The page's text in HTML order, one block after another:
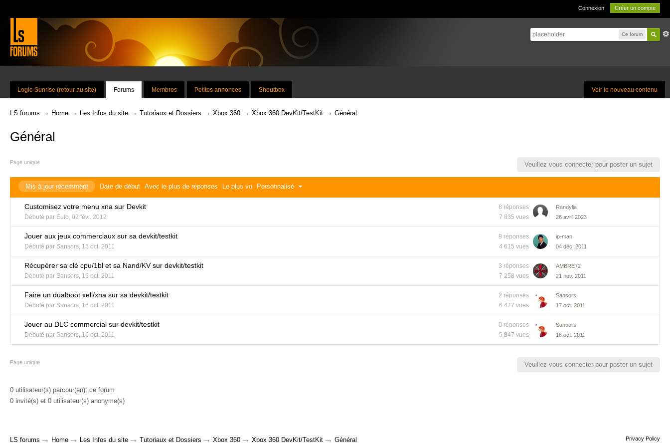
Connexion Créer un compte
Ce forum
Voir le nouveau contenu
Logic-Sunrise (retour au site) Forums Membres Petites annonces Shoutbox
LS forums → Home → Les Infos du site → Tutoriaux et Dossiers → Xbox 360 → Xbox 360 DevKit/TestKit → Général
Général
Page unique Veuillez vous connecter pour poster un sujet
Mis à jour récemment Date de début Avec le plus de réponses Le plus vu Personnalisé
Customisez votre menu xna sur Devkit
Débuté par Eufo, 02 févr. 2012
8 réponses
7 835 vues
Randylia
26 avril 2023
Jouer aux jeux commerciaux sur sa devkit/testkit
Débuté par Sansors, 15 oct. 2011
9 réponses
4 615 vues
ip-man
04 déc. 2011
Récupérer sa clé cpu/1bl et sa Nand/KV sur devkit/testkit
Débuté par Sansors, 16 oct. 2011
3 réponses
7 258 vues
AMBRE72
21 nov. 2011
Faire un dualboot xell/xna sur sa devkit/testkit
Débuté par Sansors, 16 oct. 2011
2 réponses
6 477 vues
Sansors
17 oct. 2011
Jouer au DLC commercial sur devkit/testkit
Débuté par Sansors, 16 oct. 2011
0 réponses
5 847 vues
Sansors
16 oct. 2011
Page unique Veuillez vous connecter pour poster un sujet
0 utilisateur(s) parcour(en)t ce forum
0 invité(s) et 0 utilisateur(s) anonyme(s)
LS forums → Home → Les Infos du site → Tutoriaux et Dossiers → Xbox 360 → Xbox 360 DevKit/TestKit → Général Privacy Policy